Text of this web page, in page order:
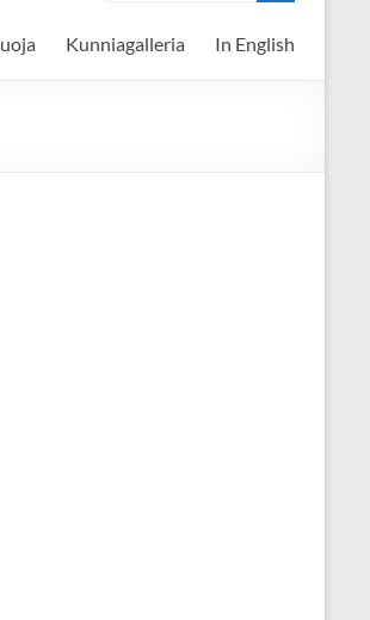
Kunniagalleria In English